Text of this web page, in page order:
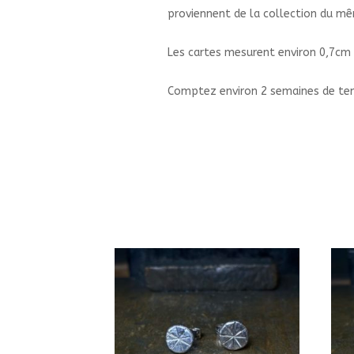
proviennent de la collection du
Les cartes mesurent environ 0,7cm
Comptez environ 2 semaines de